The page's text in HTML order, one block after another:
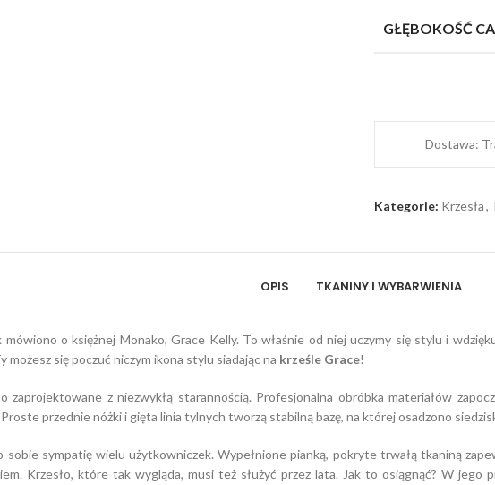
GŁĘBOKOŚĆ
Dostawa:
Kategorie: Krzesła,
OPIS TKANINY I WYBARWIENIA
o księżnej Monako, Grace Kelly. To właśnie od niej uczymy się stylu i
możesz się poczuć niczym ikona stylu siadając na krześle Grace!
zaprojektowane z niezwykłą starannością. Profesjonalna obróbka materiałów
przednie nóżki i gięta linia tylnych tworzą stabilną bazę, na której osadzono
sobie sympatię wielu użytkowniczek. Wypełnione pianką, pokryte trwałą tkaniną
Krzesło, które tak wygląda, musi też służyć przez lata. Jak to osiągnąć? W jego